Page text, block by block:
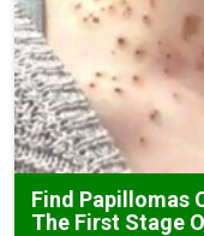
Find Papillomas
The First Stage